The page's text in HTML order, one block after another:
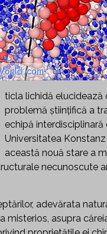
ticla lichidă elucidează
problemă științifică a
echipă interdisciplinară
Universitatea
această nouă stare a
necunoscute
adevărata
misterios, asupra